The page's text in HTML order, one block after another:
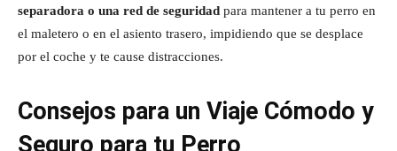
separadora o una red de seguridad para mantener a tu perro en
el maletero o en el asiento trasero, impidiendo que se desplace
por el coche y te cause distracciones.
Consejos para un Viaje Cómodo y
Seguro para tu Perro